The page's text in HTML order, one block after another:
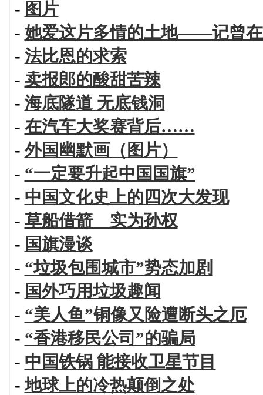
- 图片
- 她爱这片多情的土地——记曾
- 法比恩的求索
- 卖报郎的酸甜苦辣
- 海底隧道 无底钱洞
- 在汽车大奖赛背后……
- 外国幽默画（图片）
- “一定要升起中国国旗”
- 中国文化史上的四次大发现
- 草船借箭 实为孙权
- 国旗漫谈
- “垃圾包围城市”势态加剧
- 国外巧用垃圾趣闻
- “美人鱼”铜像又险遭断头之厄
- “香港移民公司”的骗局
- 中国铁锅 能接收卫星节目
-地球上的冷热颠倒之处